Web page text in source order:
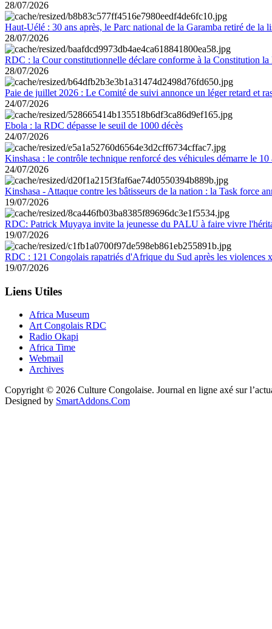
28/07/2026
Haut-Uélé : 30 ans après, le Parc national de la Garamba retiré de la
28/07/2026
RDC : la Cour constitutionnelle déclare conforme à la Constitution la
28/07/2026
Paie de juillet 2026 : Le Comité de suivi annonce un léger retard et
24/07/2026
Ebola : la RDC dépasse le seuil de 1000 décès
24/07/2026
Kinshasa : le contrôle technique renforcé des véhicules démarre le 10
24/07/2026
Kinshasa - Attaque contre les bâtisseurs de la nation : la Task force
19/07/2026
RDC: Patrick Muyaya invite la jeunesse du PALU à faire vivre
19/07/2026
RDC : 121 Congolais rapatriés d'Afrique du Sud après les violences
19/07/2026
Liens Utiles
Africa Museum
Art Congolais RDC
Radio Okapi
Africa Time
Webmail
Archives
Copyright © 2026 Culture Congolaise. Journal en ligne axé sur
Designed by SmartAddons.Com